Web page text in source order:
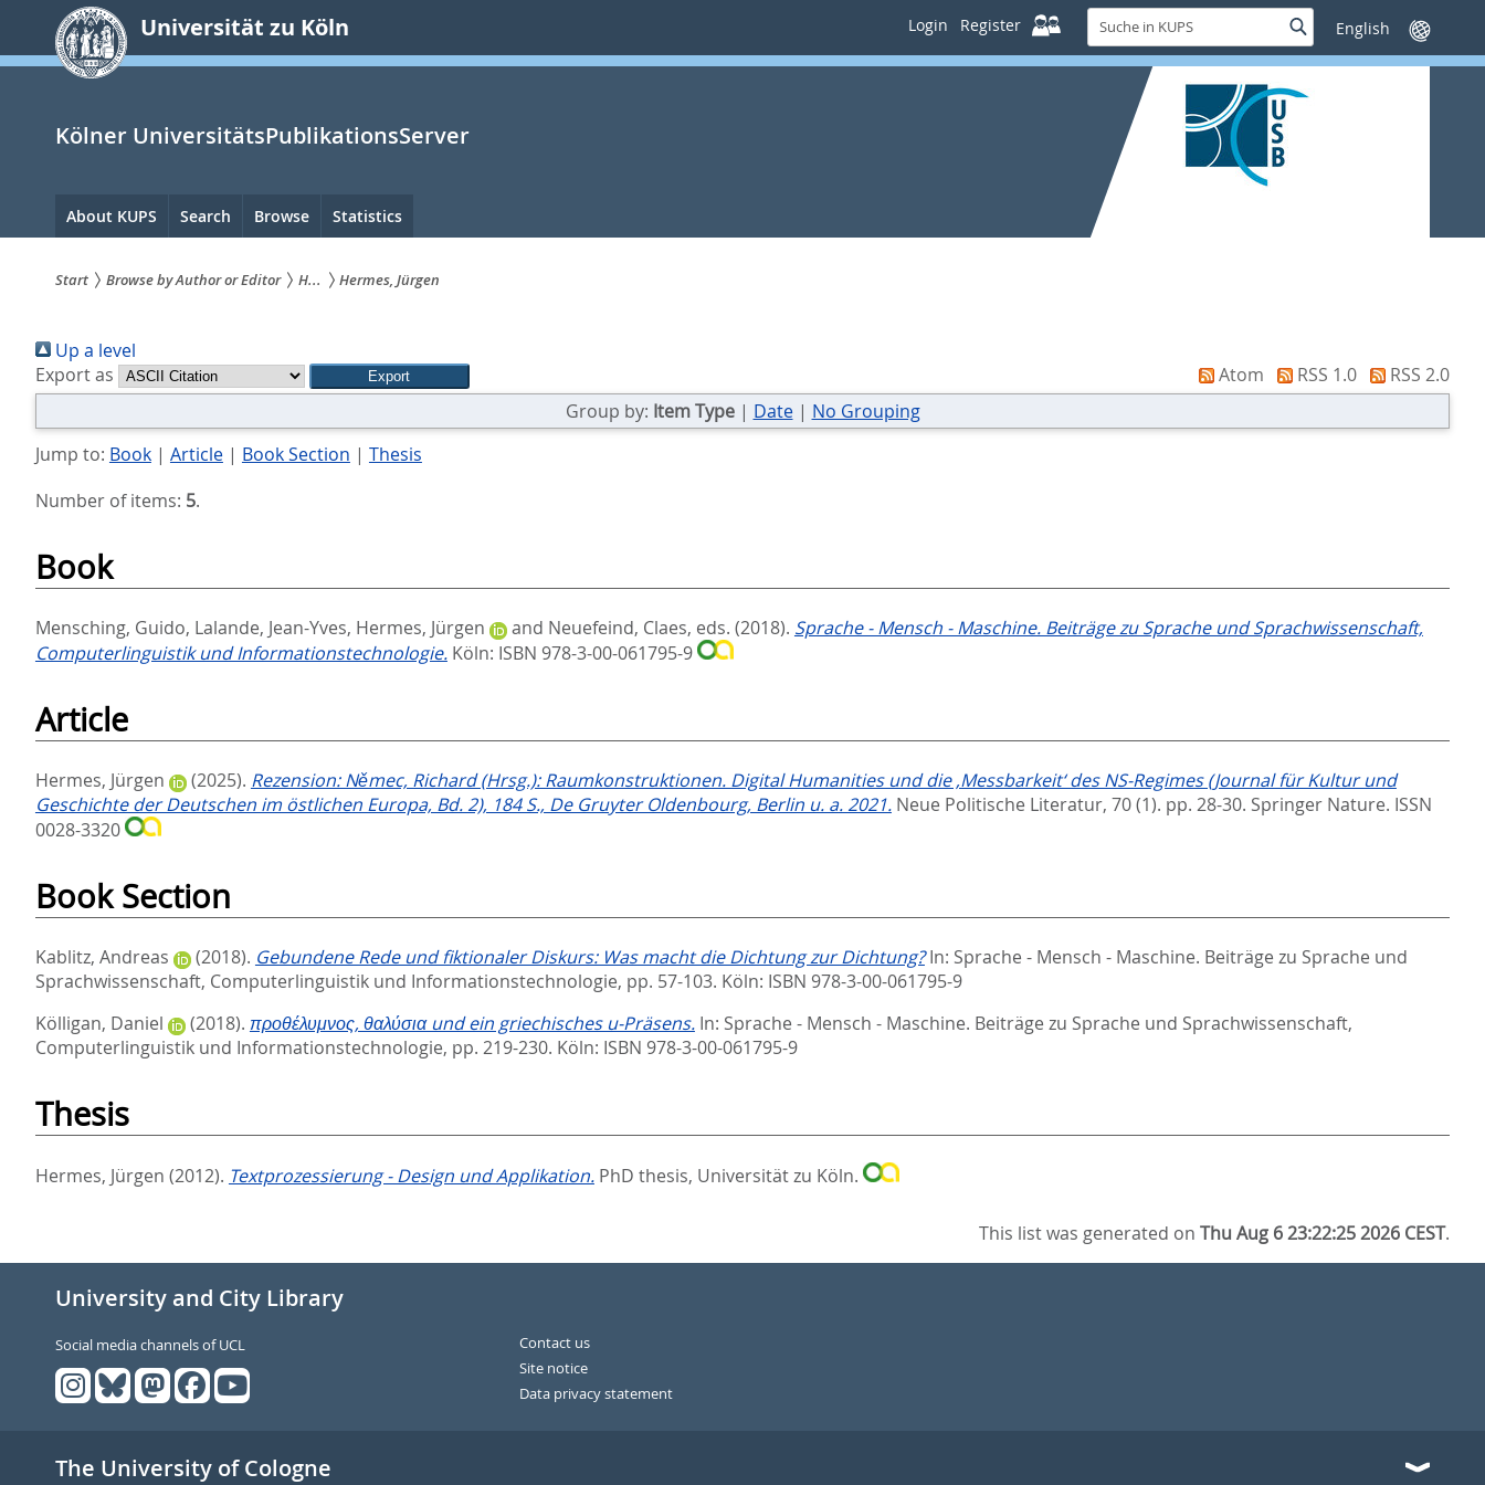
springen
Universität zu Köln Login Register
Suche
in
KUPS
SucheSprache
wechseln
Kölner UniversitätsPublikationsServer
Hauptnavigation
About KUPS Search Browse Statistics
sind
hier:
Start Browse by Author or Editor H... Hermes, Jürgen
Up a level
Export as
Atom RSS 1.0
RSS 2.0
Group by: Item Type| Date| No Grouping
Jump to: Book| Article| Book Section | Thesis
Number of items: 5.
Book
Mensching, Guido, Lalande, Jean-Yves, Hermes, Jürgen and Neuefeind, Claes, eds. (2018). Sprache - Mensch - Maschine. Beiträge zu Sprache und Sprachwissenschaft,
Computerlinguistik und Informationstechnologie. Köln: ISBN 978-3-00-061795-9
Article
Hermes, Jürgen (2025). Rezension: Němec, Richard (Hrsg.): Raumkonstruktionen. Digital Humanities und die ‚Messbarkeit‘ des NS-Regimes (Journal für Kultur und
Geschichte der Deutschen im östlichen Europa, Bd. 2), 184 S., De Gruyter Oldenbourg, Berlin u. a. 2021. Neue Politische Literatur, 70 (1). pp. 28-30. Springer Nature. ISSN
0028-3320
Book Section
Kablitz, Andreas (2018). Gebundene Rede und fiktionaler Diskurs: Was macht die Dichtung zur Dichtung? In: Sprache - Mensch - Maschine. Beiträge zu Sprache und
Sprachwissenschaft, Computerlinguistik und Informationstechnologie, pp. 57-103. Köln: ISBN 978-3-00-061795-9
Kölligan, Daniel
(2018). προθέλυμνος, θαλύσια und ein griechisches u-Präsens. In: Sprache - Mensch - Maschine. Beiträge zu Sprache und Sprachwissenschaft,
Computerlinguistik und Informationstechnologie, pp. 219-230. Köln: ISBN 978-3-00-061795-9
Thesis
Hermes, Jürgen (2012). Textprozessierung - Design und Applikation. PhD thesis, Universität zu Köln.
This list was generated onThu Aug 6 23:22:25 2026 CEST.
University and City Library
Social media channels of UCL
Contact us
Site notice
Data privacy statement
The University of Cologne